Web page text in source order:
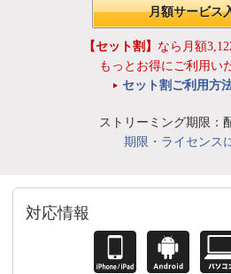
月額サービス
【セット割】 なら月額
もっとお得にご利用い
セット割ご利用方
ストリーミング期限：
期限・ライセンス
対応情報